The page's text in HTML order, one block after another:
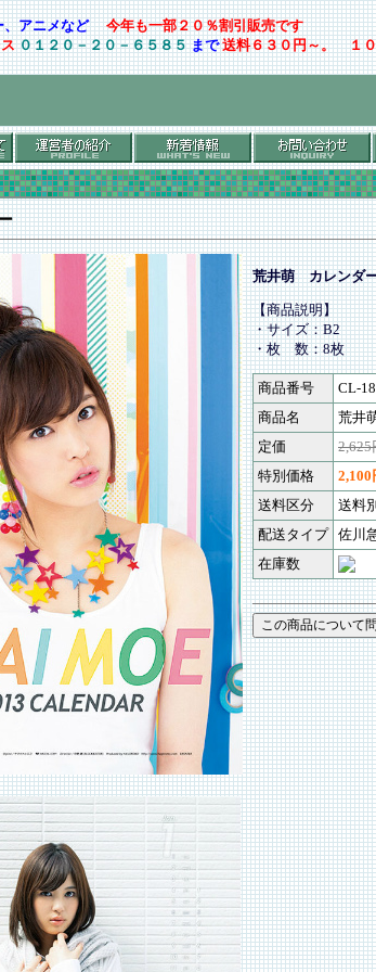
、アニメなど今年も一部２０％割引販売です
０１２０－２０－６５８５ まで送料６３０円～。 １
荒井萌 カレンダ
【商品説明】
・サイズ：B2
・枚 数：8枚
商品番号
CL-
商品名
荒井
定価
2,625
特別価格
2,100
送料区分
送料
配送タイプ 佐川
在庫数